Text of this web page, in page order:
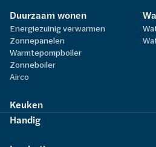
Duurzaam wonen
Energiezuinig verwarmen
Zonnepanelen
Warmtepompboiler
Zonneboiler
Airco
Keuken
Handig